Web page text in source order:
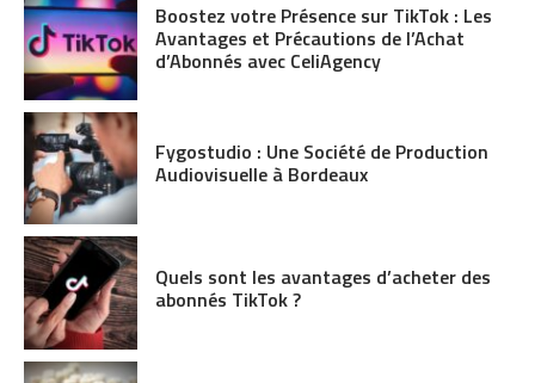
Boostez votre Présence sur TikTok : Les
Avantages et Précautions de l’Achat
d’Abonnés avec CeliAgency
Fygostudio : Une Société de Production
Audiovisuelle à Bordeaux
Quels sont les avantages d’acheter des
abonnés TikTok ?